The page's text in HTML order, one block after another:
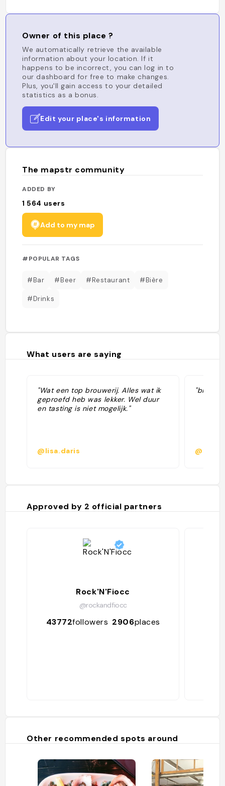
Owner of this place ?
We automatically retrieve the available
information about your location. If it
happens to be incorrect, you can log in to
our dashboard for free to make changes.
Plus, you'll gain access to your detailed
statistics as a bonus.
Edit your place's information
The mapstr community
ADDED BY
1 564 users
Add to my map
#POPULAR TAGS
#Bar #Beer #Restaurant #Bière
#Drinks
What users are saying
"Wat een top brouwerij. Alles wat ik
geproefd heb was lekker. Wel duur
en tasting is niet mogelijk."
@lisa.daris
Approved by 2 official partners
Rock'N'Fiocc
@rockandfiocc
43772followers 2906places
Other recommended spots around